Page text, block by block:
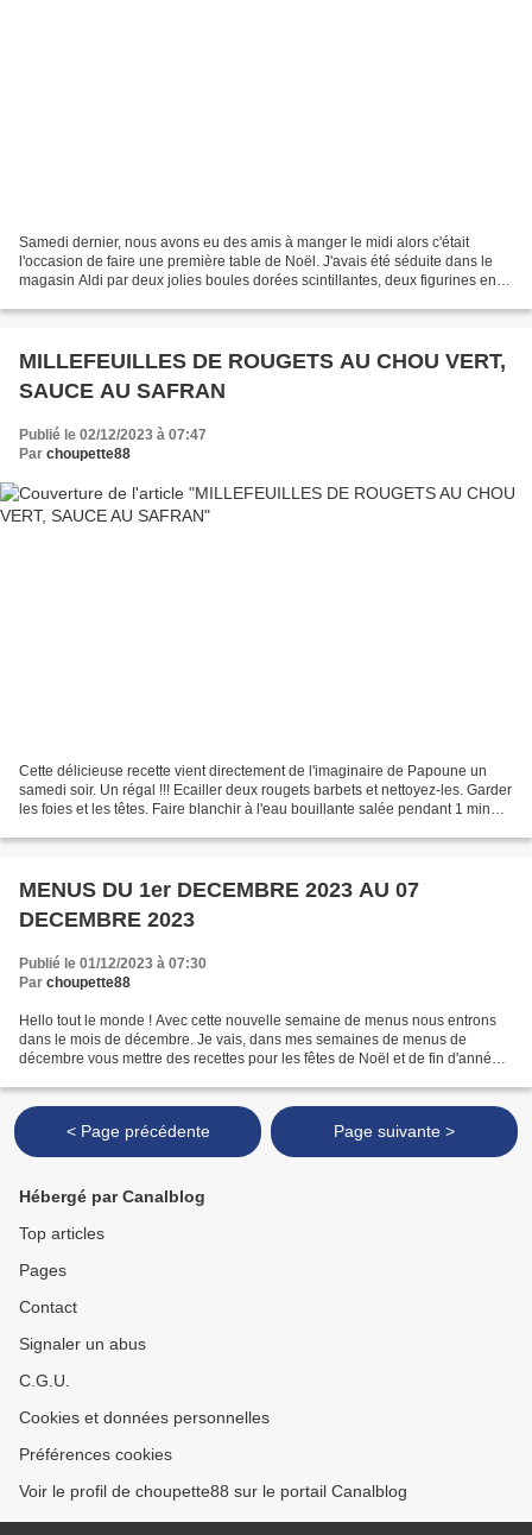
Samedi dernier, nous avons eu des amis à manger le midi alors c'était
l'occasion de faire une première table de Noël. J'avais été séduite dans le
magasin Aldi par deux jolies boules dorées scintillantes, deux figurines en
MILLEFEUILLES DE ROUGETS AU CHOU VERT,
SAUCE AU SAFRAN
Publié le 02/12/2023 à 07:47
Par choupette88
Cette délicieuse recette vient directement de l'imaginaire de Papoune un
samedi soir. Un régal !!! Ecailler deux rougets barbets et nettoyez-les. Garder
les foies et les têtes. Faire blanchir à l'eau bouillante salée pendant 1 min
MENUS DU 1er DECEMBRE 2023 AU 07
DECEMBRE 2023
Publié le 01/12/2023 à 07:30
Par choupette88
Hello tout le monde ! Avec cette nouvelle semaine de menus nous entrons
dans le mois de décembre. Je vais, dans mes semaines de menus de
décembre vous mettre des recettes pour les fêtes de Noël et de fin d'année.
< Page précédente Page suivante >
Hébergé par Canalblog
Top articles
Pages
Contact
Signaler un abus
C.G.U.
Cookies et données personnelles
Préférences cookies
Voir le profil de choupette88 sur le portail Canalblog